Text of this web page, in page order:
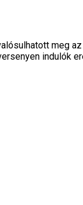
meg
indulók